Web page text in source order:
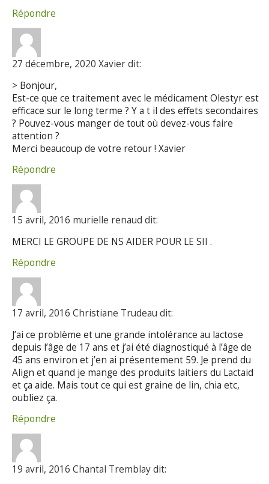
Répondre
27 décembre, 2020 Xavier dit:
> Bonjour,
Est-ce que ce traitement avec le médicament Olestyr est
efficace sur le long terme ? Y a t il des effets secondaires
? Pouvez-vous manger de tout où devez-vous faire
attention ?
Merci beaucoup de votre retour ! Xavier
Répondre
15 avril, 2016 murielle renaud dit:
MERCI LE GROUPE DE NS AIDER POUR LE SII .
Répondre
17 avril, 2016 Christiane Trudeau dit:
J’ai ce problème et une grande intolérance au lactose
depuis l’âge de 17 ans et j’ai été diagnostiqué à l’âge de
45 ans environ et j’en ai présentement 59. Je prend du
Align et quand je mange des produits laitiers du Lactaid
et ça aide. Mais tout ce qui est graine de lin, chia etc,
oubliez ça.
Répondre
19 avril, 2016 Chantal Tremblay dit: